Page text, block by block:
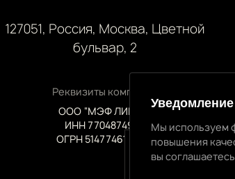
127051, Россия, Москва, Цветной
бульвар, 2
Реквизиты компании
ООО “МЭФ ЛИГАЛ”
ИНН 7704874992
ОГРН 5147746145718
Уведомление
Мы используем
повышения
вы